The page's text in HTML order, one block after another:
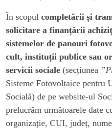
În scopul completării și
solicitare a finanțării
sistemelor de panouri
cult, instituții publice sau
servicii sociale (secțiunea
Sisteme Fotovoltaice pentru
Socială) de pe website-ul
prelucrăm următoarele date
organizație, CUI, județ,